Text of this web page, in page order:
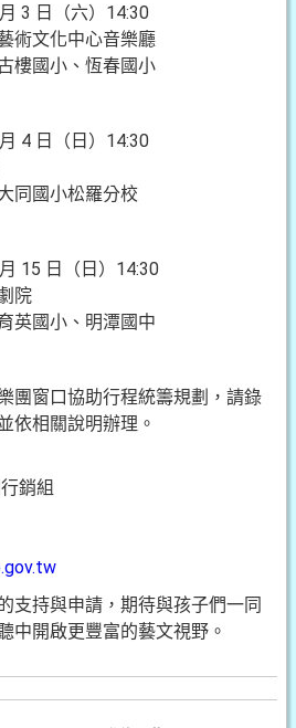
3 日（六）14:30
術文化中心音樂廳
樓國小、恆春國小
4 日（日）14:30
同國小松羅分校
15 日（日）14:30
院
英國小、明潭國中
團窗口協助行程統籌規劃，請錄
依相關說明辦理。
銷組
支持與申請，期待與孩子們一同
中開啟更豐富的藝文視野。